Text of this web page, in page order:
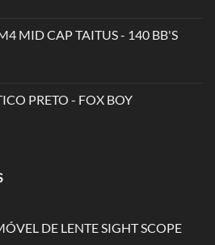
MID CAP TAITUS - 140 BB'S
PRETO - FOX BOY
DE LENTE SIGHT SCOPE